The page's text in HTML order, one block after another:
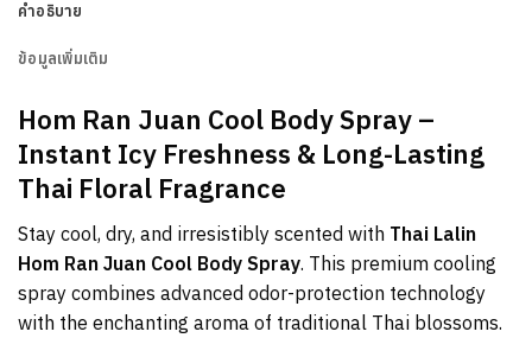
คำอธิบาย
ข้อมูลเพิ่มเติม
Hom Ran Juan Cool Body Spray –
Instant Icy Freshness & Long-Lasting
Thai Floral Fragrance
Stay cool, dry, and irresistibly scented with Thai Lalin
Hom Ran Juan Cool Body Spray. This premium cooling
spray combines advanced odor-protection technology
with the enchanting aroma of traditional Thai blossoms.